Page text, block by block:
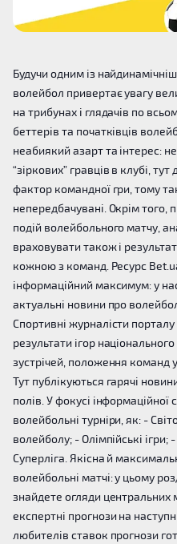
Будучи одним із
волейбол привертає увагу
на трибунах і глядачів по
беттерів та початківців
неабиякий азарт та інтерес:
“зіркових” гравців в клубі,
фактор командної гри, тому
непередбачувані. Окрім того,
подій волейбольного матчу,
враховувати також і
кожною з команд. Ресурс
інформаційний максимум: у
актуальні новини про
Спортивні журналісти
результати ігор
зустрічей, положення команд у
Тут публікуються гарячі
полів. У фокусі інформаційної
волейбольні турніри, як: -
волейболу; - Олімпійські
Суперліга. Якісна й
волейбольні матчі: у цьому
знайдете огляди центральних
експертні прогнози на
любителів ставок прогнози